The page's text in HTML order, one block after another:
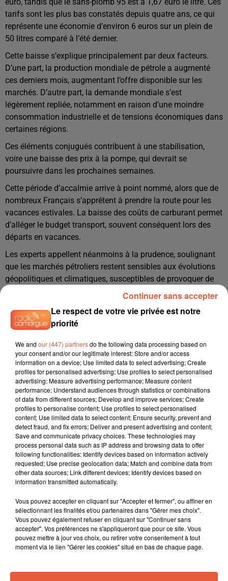
tarifs sont les plus bas constatés depuis quatre ans, ce qui
représente une économie d’environ 6 euros sur un plein de
50 litres comparé à l’été dernier.
Cette baisse s’explique principalement par deux facteurs.
D’une part, la production mondiale de pétrole a augmenté
ces derniers mois, augmentant l’offre disponible sur les
marchés. D’autre part, la demande mondiale s’est
légèrement repliée, notamment en raison d’une moindre
consommation industrielle et de tensions économiques dans
certaines régions.
Ces éléments conjugués contribuent à une stabilisation,
voire une baisse des prix à la pompe, qui devrait se
poursuivre dans les prochaines semaines.
Cette période d’accalmie arrive à point nommé, alors que de
nombreux Français s’apprêtent à prendre la route pour les
vacances estivales. La baisse des coûts de carburant permet
d’alléger le budget transport, souvent conséquent lors des
départs en vacances.
Les experts appellent néanmoins à la prudence, soulignant
que les marchés pétroliers restent sensibles aux évolutions
géopolitiques et climatiques, susceptibles de provoquer de
Le respect de votre vie privée est notre
priorité
We and our (447) partnersdo the following data processing based on
your consent and/or our legitimate interest: Store and/or access
information on a device; Use limited data to select advertising; Create
profiles for personalised advertising; Use profiles to select personalised
advertising; Measure advertising performance; Measure content
performance; Understand audiences through statistics or combinations
of data from different sources; Develop and improve services; Create
profiles to personalise content; Use profiles to select personalised
content; Use limited data to select content; Ensure security, prevent and
detect fraud, and fix errors; Deliver and present advertising and content;
Save and communicate privacy choices. These technologies may
process personal data such as IP address and browsing data to offer
following functionalities: Identify devices based on information actively
requested; Use precise geolocation data; Match and combine data from
other data sources; Link different devices; Identify devices based on
information transmitted automatically.
Vous pouvez accepter en cliquant sur "Accepter et fermer", ou affiner en
sélectionnant les finalités et/ou partenaires dans "Gérer mes choix".
Vous pouvez également refuser en cliquant sur "Continuer sans
accepter". Vos préférences ne s'appliqueront que pour ce site. Vous
pouvez mettre à jour vos choix, ou retirer votre consentement à tout
moment via le lien "Gérer les cookies" situé en bas de chaque page.
Continuer sans accepter